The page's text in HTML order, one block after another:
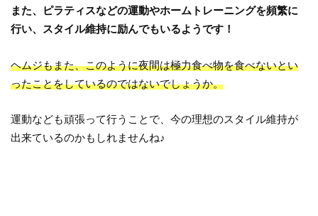
また、ピラティスなどの運動やホームトレーニングを頻繁に
行い、スタイル維持に励んでもいるようです！
ヘムジもまた、このように夜間は極力食べ物を食べないとい
ったことをしているのではないでしょうか。
運動なども頑張って行うことで、今の理想のスタイル維持が
出来ているのかもしれませんね♪